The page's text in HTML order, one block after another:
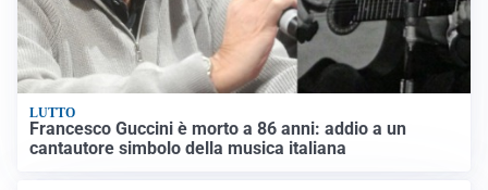
LUTTO
Francesco Guccini è morto a 86 anni: addio a un
cantautore simbolo della musica italiana